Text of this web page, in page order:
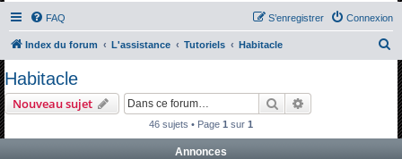
FAQ Connexion
S’enregistrer
Index du forum L'assistance Tutoriels Habitacle
Habitacle
Nouveau sujet RechercherRecherche
46 sujets • Page 1 sur 1
Annonces